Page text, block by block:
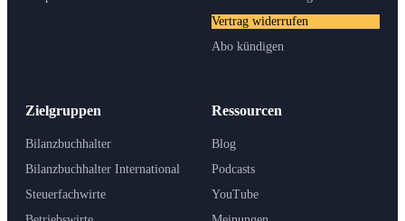
Zielgruppen
Bilanzbuchhalter
Bilanzbuchhalter International
Steuerfachwirte
Ressourcen
Blog
Podcasts
YouTube
Vertrag widerrufen
Abo kündigen